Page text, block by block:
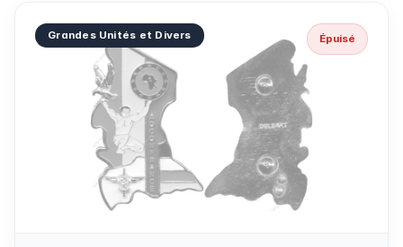
Grandes Unités et Divers Épuisé